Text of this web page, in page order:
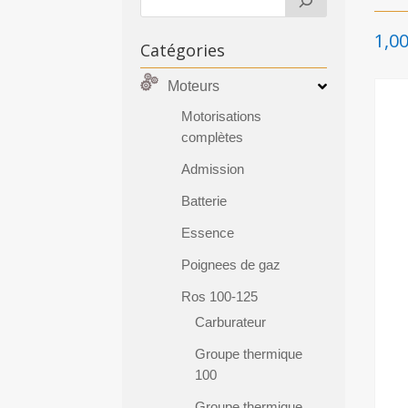
Catégories
Moteurs
Motorisations
complètes
Admission
Batterie
Essence
Poignees de gaz
Ros 100-125
Carburateur
Groupe thermique
100
1,00